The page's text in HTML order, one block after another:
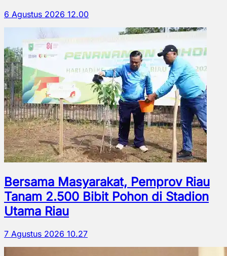
6 Agustus 2026 12.00
Bersama Masyarakat, Pemprov Riau
Tanam 2.500 Bibit Pohon di Stadion
Utama Riau
7 Agustus 2026 10.27